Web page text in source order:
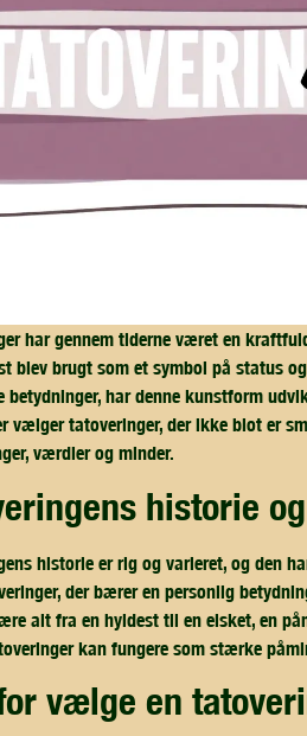
har gennem tiderne været en
blev brugt som et symbol på status
betydninger, har denne kunstform
vælger tatoveringer, der ikke blot er
værdier og minder.
historie
historie er rig og varieret, og den
der bærer en personlig
alt fra en hyldest til en elsket, en
kan fungere som stærke
vælge en